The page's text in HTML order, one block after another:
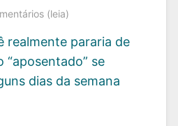
(leia)
realmente pararia de
se
dias da semana